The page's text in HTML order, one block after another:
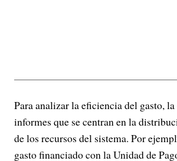
Para analizar la eficiencia del gasto,
informes que se centran en la
de los recursos del sistema. Por
gasto financiado con la Unidad de